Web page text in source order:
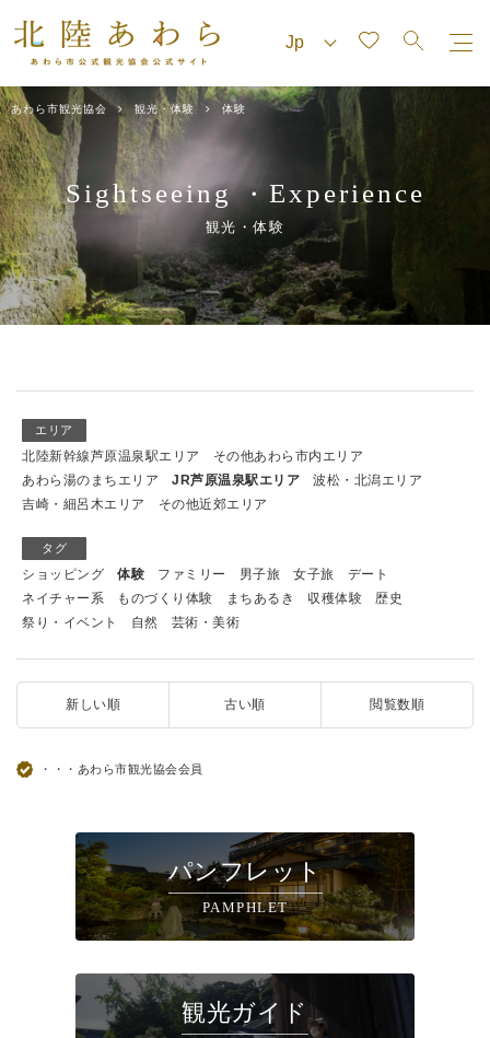
あわら市観光協会 観光・体験 体験
Sightseeing・ Experience
観光・体験
エリア
北陸新幹線芦原温泉駅エリア
その他あわら市内エリア
あわら湯のまちエリア
JR芦原温泉駅エリア
波松・北潟エリア
吉崎・細呂木エリア
その他近郊エリア
タグ
ショッピング 体験 ファミリー 男子旅 女子旅
デート
ネイチャー系
ものづくり体験 まちあるき 収穫体験
歴史
祭り・イベント
自然 芸術・美術
新しい順 古い順 閲覧数順
・・・あわら市観光協会会員
パンフレット
PAMPHLET
観光ガイド